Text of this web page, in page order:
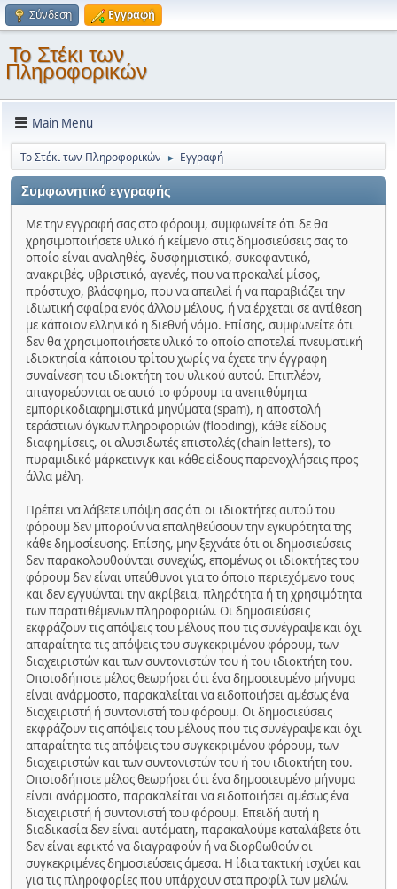
Σύνδεση Εγγραφή
Το Στέκι των
Πληροφορικών
Main Menu
Το Στέκι των Πληροφορικών ► Εγγραφή
Συμφωνητικό εγγραφής
Με την εγγραφή σας στο φόρουμ, συμφωνείτε ότι δε θα
χρησιμοποιήσετε υλικό ή κείμενο στις δημοσιεύσεις σας το
οποίο είναι αναληθές, δυσφημιστικό, συκοφαντικό,
ανακριβές, υβριστικό, αγενές, που να προκαλεί μίσος,
πρόστυχο, βλάσφημο, που να απειλεί ή να παραβιάζει την
ιδιωτική σφαίρα ενός άλλου μέλους, ή να έρχεται σε αντίθεση
με κάποιον ελληνικό η διεθνή νόμο. Επίσης, συμφωνείτε ότι
δεν θα χρησιμοποιήσετε υλικό το οποίο αποτελεί πνευματική
ιδιοκτησία κάποιου τρίτου χωρίς να έχετε την έγγραφη
συναίνεση του ιδιοκτήτη του υλικού αυτού. Επιπλέον,
απαγορεύονται σε αυτό το φόρουμ τα ανεπιθύμητα
εμπορικοδιαφημιστικά μηνύματα (spam), η αποστολή
τεράστιων όγκων πληροφοριών (flooding), κάθε είδους
διαφημίσεις, οι αλυσιδωτές επιστολές (chain letters), το
πυραμιδικό μάρκετινγκ και κάθε είδους παρενοχλήσεις προς
άλλα μέλη.
Πρέπει να λάβετε υπόψη σας ότι οι ιδιοκτήτες αυτού του
φόρουμ δεν μπορούν να επαληθεύσουν την εγκυρότητα της
κάθε δημοσίευσης. Επίσης, μην ξεχνάτε ότι οι δημοσιεύσεις
δεν παρακολουθούνται συνεχώς, επομένως οι ιδιοκτήτες του
φόρουμ δεν είναι υπεύθυνοι για το όποιο περιεχόμενο τους
και δεν εγγυώνται την ακρίβεια, πληρότητα ή τη χρησιμότητα
των παρατιθέμενων πληροφοριών. Οι δημοσιεύσεις
εκφράζουν τις απόψεις του μέλους που τις συνέγραψε και όχι
απαραίτητα τις απόψεις του συγκεκριμένου φόρουμ, των
διαχειριστών και των συντονιστών του ή του ιδιοκτήτη του.
Οποιοδήποτε μέλος θεωρήσει ότι ένα δημοσιευμένο μήνυμα
είναι ανάρμοστο, παρακαλείται να ειδοποιήσει αμέσως ένα
διαχειριστή ή συντονιστή του φόρουμ. Οι δημοσιεύσεις
εκφράζουν τις απόψεις του μέλους που τις συνέγραψε και όχι
απαραίτητα τις απόψεις του συγκεκριμένου φόρουμ, των
διαχειριστών και των συντονιστών του ή του ιδιοκτήτη του.
Οποιοδήποτε μέλος θεωρήσει ότι ένα δημοσιευμένο μήνυμα
είναι ανάρμοστο, παρακαλείται να ειδοποιήσει αμέσως ένα
διαχειριστή ή συντονιστή του φόρουμ. Επειδή αυτή η
διαδικασία δεν είναι αυτόματη, παρακαλούμε καταλάβετε ότι
δεν είναι εφικτό να διαγραφούν ή να διορθωθούν οι
συγκεκριμένες δημοσιεύσεις άμεσα. Η ίδια τακτική ισχύει και
για τις πληροφορίες που υπάρχουν στα προφίλ των μελών.